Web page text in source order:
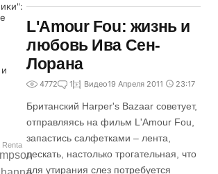
Renta
L'Amour Fou: жизнь и
любовь Ива Сен-
Лорана
4772 1 Видео19 Апреля 2011 23:17
Британский Harper's Bazaar советует,
отправляясь на фильм L'Amour Fou,
запастись салфетками – лента,
дескать, настолько трогательная, что
для утирания слез потребуется